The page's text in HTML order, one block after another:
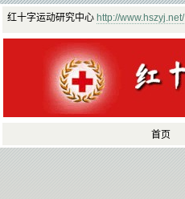
红十字运动研究中心 http://www.hszyj.net/
首页